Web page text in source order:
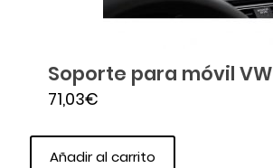
Soporte para móvil VW
71,03€
Añadir al carrito